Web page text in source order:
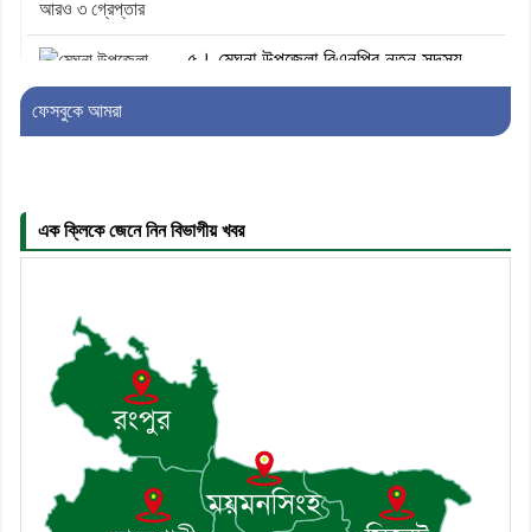
৫। মেঘনা উপজেলা বিএনপির নতুন সদস্য
সচিব হলেন সালাউদ্দিন সরকার
কমিটির মাসিক সভা অনুষ্ঠিত
৮। দাউদকান্দিতে মুচি সম্প্রদায়ের খোঁজখবর
নিলেন ড. খন্দকার মারুফ হোসেন
ফেসবুকে আমরা
এক ক্লিকে জেনে নিন বিভাগীয় খবর